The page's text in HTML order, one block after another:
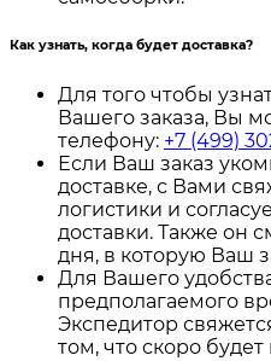
Как узнать, когда будет доставка?
Для того чтобы
Вашего заказа, Вы
телефону: +7 (499)
Если Ваш заказ
доставке, с Вами
логистики и
доставки. Также он
дня, в которую Ваш
Для Вашего
предполагаемого
Экспедитор
том, что скоро